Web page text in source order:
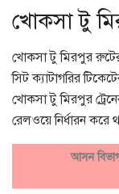
খোকসা টু
খোকসা টু মিরপুর
সিট ক্যাটাগরির
খোকসা টু মিরপুর
রেলওয়ে নির্ধারন করে
আসন